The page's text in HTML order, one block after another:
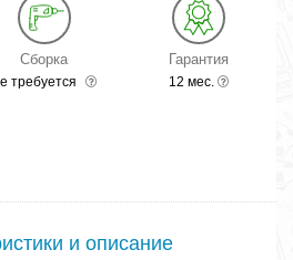
Сборка
требуется
Гарантия
12 мес.
и описание